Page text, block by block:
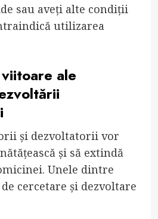
sau aveți alte condiții
utilizarea
ale
și dezvoltatorii vor
și să extindă
Unele dintre
cercetare și dezvoltare